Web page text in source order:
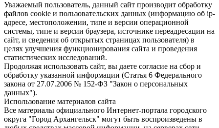
Уважаемый пользователь, данный сайт производит обработку
файлов cookie и пользовательских данных (информацию об ip-
адресе, местоположении, типе и версии операционной
системы, типе и версии браузера, источнике переадресации на
сайт, и сведения об открытых страницах пользователя) в
целях улучшения функционирования сайта и проведения
статистических исследований.
Продолжая использовать сайт, вы даете согласие на сбор и
обработку указанной информации (Статья 6 Федерального
закона от 27.07.2006 № 152-ФЗ "Закон о персональных
данных").
Использование материалов сайта
Все материалы официального Интернет-портала городского
округа "Город Архангельск" могут быть воспроизведены в